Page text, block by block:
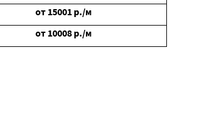
от 15001 р./м
от 10008 р./м